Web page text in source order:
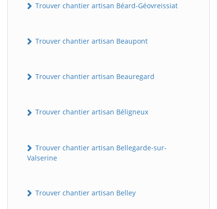
Trouver chantier artisan Béard-Géovreissiat
Trouver chantier artisan Beaupont
Trouver chantier artisan Beauregard
Trouver chantier artisan Béligneux
Trouver chantier artisan Bellegarde-sur-
Valserine
Trouver chantier artisan Belley